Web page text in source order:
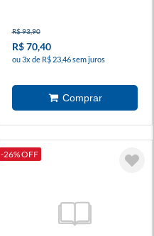
R$ 93,90
R$ 70,40
ou 3x de R$ 23,46 sem juros
-26% OFF